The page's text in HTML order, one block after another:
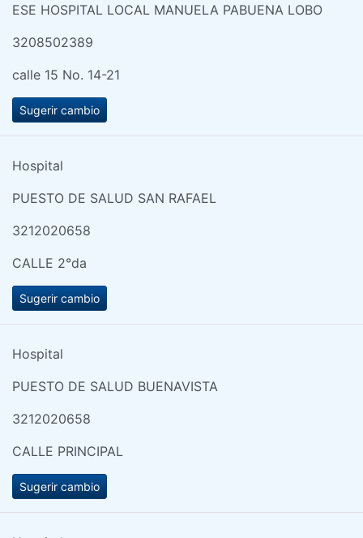
ESE HOSPITAL LOCAL MANUELA PABUENA LOBO
3208502389
calle 15 No. 14-21
Sugerir cambio
Hospital
PUESTO DE SALUD SAN RAFAEL
3212020658
CALLE 2°da
Sugerir cambio
Hospital
PUESTO DE SALUD BUENAVISTA
3212020658
CALLE PRINCIPAL
Sugerir cambio